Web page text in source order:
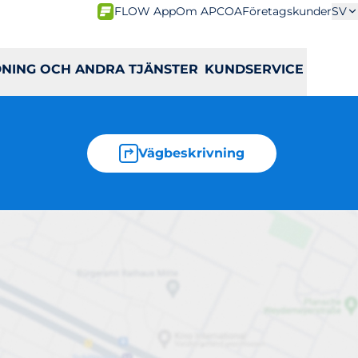
FLOW AppOm APCOAFöretagskunderSV
OCH ANDRA TJÄNSTER KUNDSERVICE
Vägbeskrivning